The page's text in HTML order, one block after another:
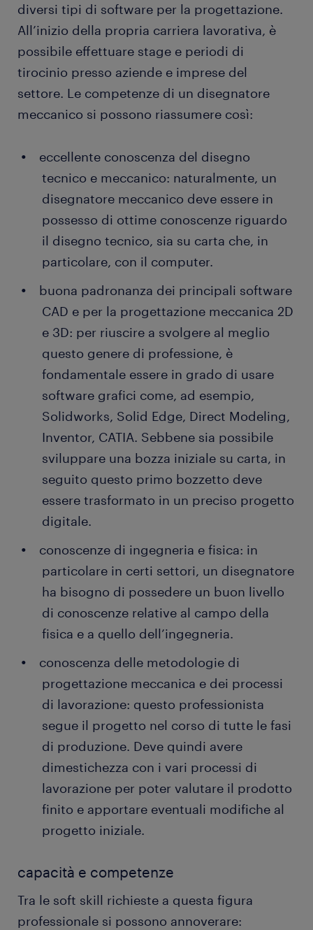
colleghi e con i clienti per verificare che il
prodotto finale rispecchi le esigenze del
progetto iniziale. In caso di problemi da
risolvere o miglioramenti da effettuare,
modifica il proprio progetto in base al feedback
ricevuto.
diversi tipi di software per la progettazione.
All’inizio della propria carriera lavorativa, è
possibile effettuare stage e periodi di
tirocinio presso aziende e imprese del
settore. Le competenze di un disegnatore
meccanico si possono riassumere così:
eccellente conoscenza del disegno
tecnico e meccanico: naturalmente, un
disegnatore meccanico deve essere in
possesso di ottime conoscenze riguardo
il disegno tecnico, sia su carta che, in
particolare, con il computer.
buona padronanza dei principali software
CAD e per la progettazione meccanica 2D
e 3D: per riuscire a svolgere al meglio
questo genere di professione, è
fondamentale essere in grado di usare
software grafici come, ad esempio,
Solidworks, Solid Edge, Direct Modeling,
Inventor, CATIA. Sebbene sia possibile
sviluppare una bozza iniziale su carta, in
seguito questo primo bozzetto deve
essere trasformato in un preciso progetto
digitale.
conoscenze di ingegneria e fisica: in
particolare in certi settori, un disegnatore
ha bisogno di possedere un buon livello
di conoscenze relative al campo della
fisica e a quello dell’ingegneria.
conoscenza delle metodologie di
progettazione meccanica e dei processi
di lavorazione: questo professionista
segue il progetto nel corso di tutte le fasi
di produzione. Deve quindi avere
dimestichezza con i vari processi di
lavorazione per poter valutare il prodotto
finito e apportare eventuali modifiche al
progetto iniziale.
capacità e competenze
Tra le soft skill richieste a questa figura
professionale si possono annoverare: